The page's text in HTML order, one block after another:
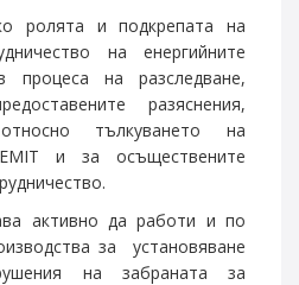
ролята и подкрепата на
на енергийните
процеса на разследване,
разяснения,
тълкуването на
и за осъществените
активно да работи и по
за установяване
на забраната за